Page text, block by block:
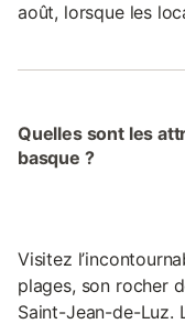
août, lorsque les
Quelles sont les
basque ?
Visitez
plages, son rocher
Saint-Jean-de-Luz.